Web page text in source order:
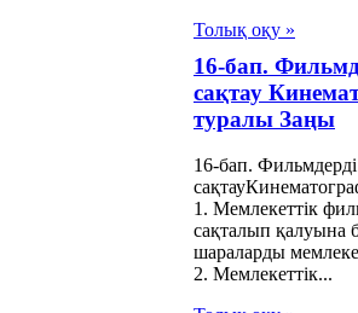
Толық оқу »
16-бап.
сақтау
туралы Заңы
16-бап. Фильмдерді
1. Мемлекеттік
сақталып қалуына
шараларды
2. Мемлекеттік...